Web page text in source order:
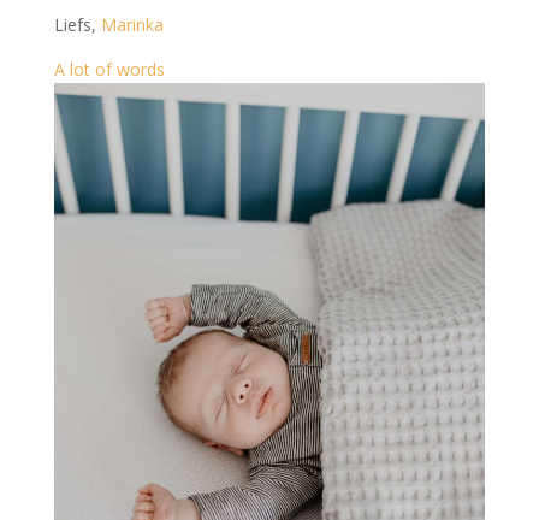
Liefs, Marinka
A lot of words